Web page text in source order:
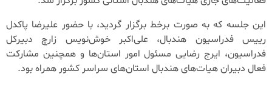
این جلسه که به صورت برخط برگزار گردید، با حضور علیرضا پاکدل
رییس فدراسیون هندبال، علی‌اکبر خوش‌نویس زارچ دبیرکل
فدراسیون، ایرج رضایی مسئول امور استان‌ها و همچنین مشارکت
فعال دبیران هیات‌های هندبال استان‌های سراسر کشور همراه بود.